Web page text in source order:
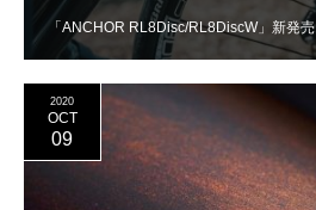
「ANCHOR RL8Disc/RL8DiscW」新発売
2020
OCT
09